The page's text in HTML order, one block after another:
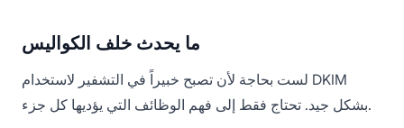
ما يحدث خلف الكواليس
لست بحاجة لأن تصبح خبيراً في التشفير لاستخدام DKIM
بشكل جيد. تحتاج فقط إلى فهم الوظائف التي يؤديها كل جزء.